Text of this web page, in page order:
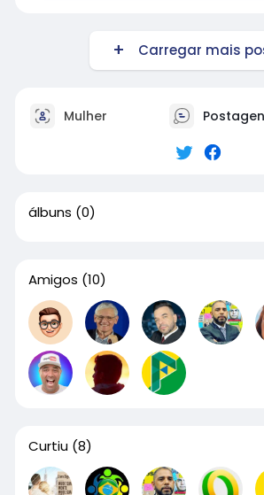
Carregar mais
Mulher
álbuns (0)
Amigos (10)
Curtiu (8)